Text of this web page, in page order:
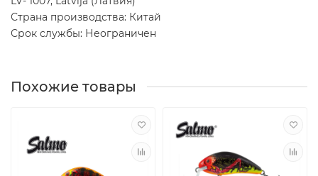
Страна производства: Китай
Срок службы: Неограничен
Похожие товары